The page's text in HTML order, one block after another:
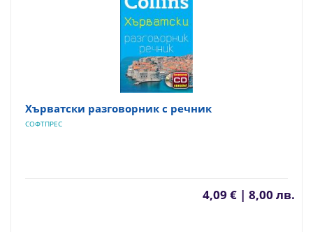
Хърватски разговорник с речник
СОФТПРЕС
4,09 € | 8,00 лв.